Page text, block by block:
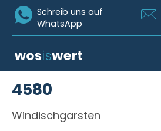
Icon Whatsapp
Schreib uns auf
WhatsApp
4580
Windischgarsten